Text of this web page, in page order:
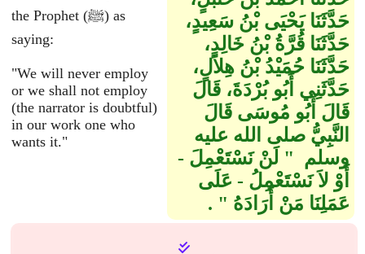
the Prophet (ﷺ) as
saying:
"We will never employ
or we shall not employ
(the narrator is doubtful)
in our work one who
wants it."
حَدَّثَنَا يَحْيَى بْنُ سَعِيدٍ،
حَدَّثَنَا قُرَّةُ بْنُ خَالِدٍ،
حَدَّثَنَا حُمَيْدُ بْنُ هِلاَلٍ،
حَدَّثَنِي أَبُو بُرْدَةَ، قَالَ
قَالَ أَبُو مُوسَى قَالَ
النَّبِيُّ صلى الله عليه
وسلم ‏ "‏ لَنْ نَسْتَعْمِلَ -
أَوْ لاَ نَسْتَعْمِلُ - عَلَى
عَمَلِنَا مَنْ أَرَادَهُ ‏"‏ ‏.‏